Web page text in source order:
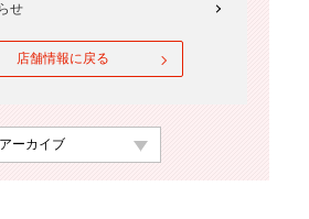
せ
店舗情報に戻る